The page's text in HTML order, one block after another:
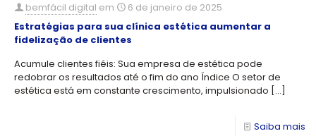
bemfácil digital em
6 de janeiro de 2025
Estratégias para sua clínica estética aumentar a
fidelização de clientes
Acumule clientes fiéis: Sua empresa de estética pode
redobrar os resultados até o fim do ano Índice O setor de
estética está em constante crescimento, impulsionado […]
Saiba mais